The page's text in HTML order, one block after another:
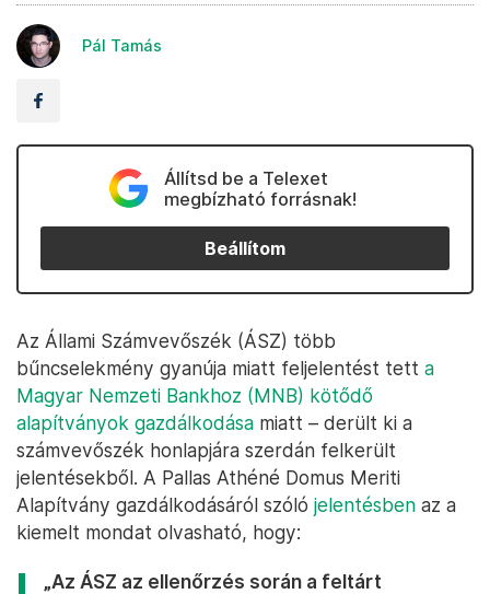
Pál Tamás
Állítsd be a Telexet
megbízható forrásnak!
Beállítom
Az Állami Számvevőszék (ÁSZ) több
bűncselekmény gyanúja miatt feljelentést tett a
Magyar Nemzeti Bankhoz (MNB) kötődő
alapítványok gazdálkodása miatt – derült ki a
számvevőszék honlapjára szerdán felkerült
jelentésekből. A Pallas Athéné Domus Meriti
Alapítvány gazdálkodásáról szóló jelentésben az a
kiemelt mondat olvasható, hogy:
„Az ÁSZ az ellenőrzés során a feltárt